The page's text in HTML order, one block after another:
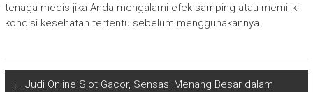
tenaga medis jika Anda mengalami efek samping atau memiliki
kondisi kesehatan tertentu sebelum menggunakannya.
← Judi Online Slot Gacor, Sensasi Menang Besar dalam